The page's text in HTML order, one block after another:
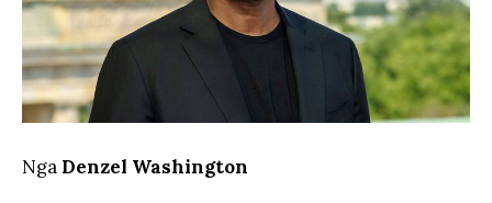
Nga Denzel Washington